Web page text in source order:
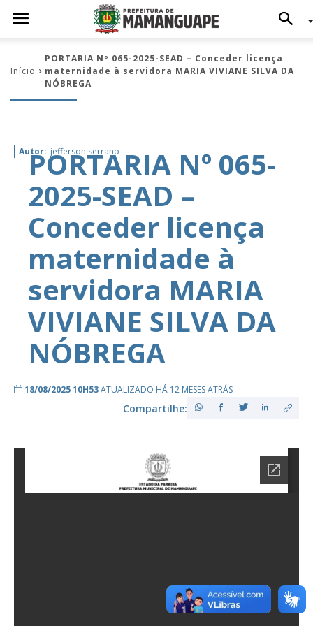
Início
PORTARIA Nº 065-2025-SEAD – Conceder licença
maternidade à servidora MARIA VIVIANE SILVA DA
NÓBREGA
Autor: jefferson serrano
PORTARIA Nº 065-
2025-SEAD –
Conceder licença
maternidade à
servidora MARIA
VIVIANE SILVA DA
NÓBREGA
18/08/2025 10H53ATUALIZADO HÁ 12 MESES ATRÁS
Compartilhe: